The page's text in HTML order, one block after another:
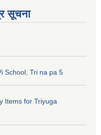
सूचना
School, Tri na pa 5
Items for Triyuga